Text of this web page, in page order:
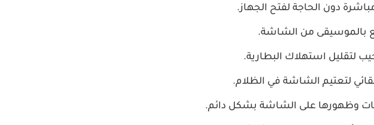
دون الحاجة لفتح الجهاز.
بالموسيقى من الشاشة.
لتقليل استهلاك البطارية.
لتعتيم الشاشة في الظلام.
وظهورها على الشاشة بشكل دائم.